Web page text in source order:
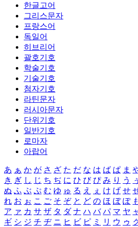
한글고어
그리스문자
프랑스어
독일어
히브리어
괄호기호
학술기호
기술기호
첨자기호
라틴문자
러시아문자
단위기호
일반기호
로마자
아랍어
あ ぁ か が さ ざ た だ な は ば ぱ ま
き ぎ し じ ち ぢ に ひ び ぴ み り う ぅ
ぬ ふ ぶ ぷ む ゆ ゅ る え ぇ け げ せ
れ お ぉ こ ご そ ぞ と ど の ほ ぼ ぽ
ア ァ カ サ ザ タ ダ ナ ハ バ パ マ ヤ
ギ シ ジ チ ヂ ニ ヒ ビ ピ ミ リ ウ ゥ